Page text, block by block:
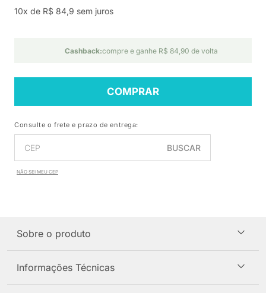
10x de R$ 84,9 sem juros
Cashback:compre e ganhe R$ 84,90 de volta
COMPRAR
Consulte o frete e prazo de entrega:
BUSCAR
NÃO SEI MEU CEP
Sobre o produto
Informações Técnicas